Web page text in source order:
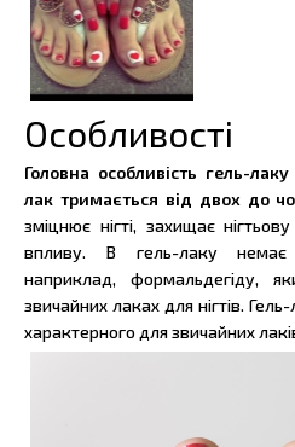
Особливості
Головна особливість гель-
лак тримається від двох до
зміцнює нігті, захищає
впливу. В гель-лаку немає
наприклад, формальдегіду,
звичайних лаках для нігтів.
характерного для звичайних